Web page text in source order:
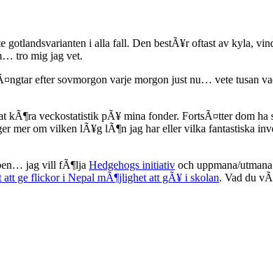
i alla fall. Den bestÃ¥r oftast av kyla,
tro mig jag vet.
efter sovmorgon varje morgon just nu… vete tusan
veckostatistik pÃ¥ mina fonder. FortsÃ¤tter dom ha
mer om vilken lÃ¥g lÃ¶n jag har eller vilka fantastiska
jag vill fÃ¶lja Hedgehogs initiativ och uppmana/
att ge flickor i Nepal mÃ¶jlighet att gÃ¥ i skolan. Vad du